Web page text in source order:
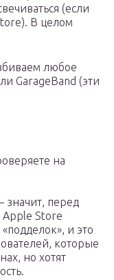
(если
В целом
любое
GarageBand (эти
на
значит, перед
Store
и это
которые
но хотят